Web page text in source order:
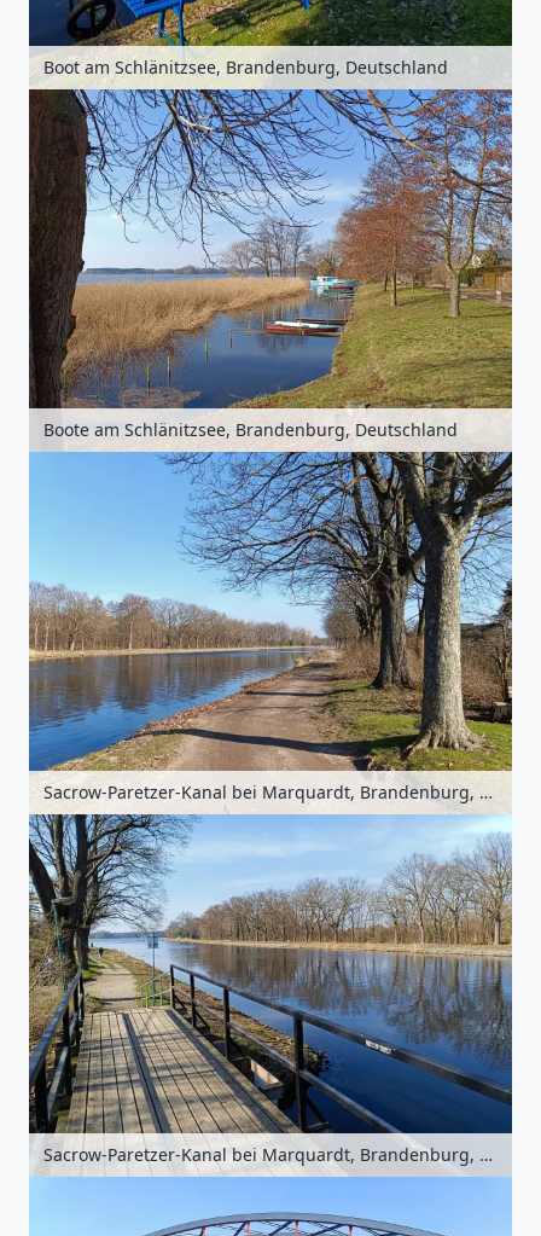
Boot am Schlänitzsee, Brandenburg, Deutschland
Boote am Schlänitzsee, Brandenburg, Deutschland
Sacrow-Paretzer-Kanal bei Marquardt, Brandenburg, Deutschland
Sacrow-Paretzer-Kanal bei Marquardt, Brandenburg, Deutschland